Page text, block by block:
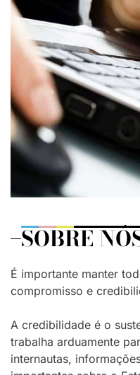
SOBRE
É importante manter
compromisso e
A credibilidade é o
trabalha arduamente
internautas,